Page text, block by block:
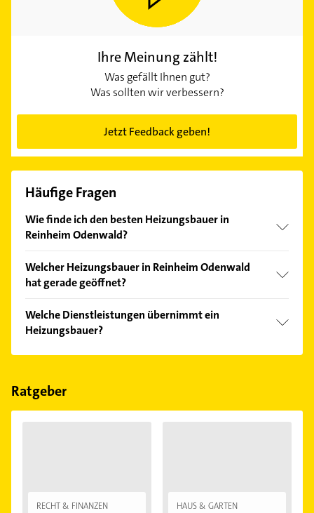
Ihre Meinung zählt!
Was gefällt Ihnen gut?
Was sollten wir verbessern?
Jetzt Feedback geben!
Häufige Fragen
Wie finde ich den besten Heizungsbauer in
Reinheim Odenwald?
Kundenmeinungen und profitieren Sie von den
Empfehlungen. Die Suchergebnisse können Sie sich
Welcher Heizungsbauer in Reinheim Odenwald
hat gerade geöffnet?
Bitte beachten Sie, dass diese an Sonn- und
Feiertagen abweichen können.
Welche Dienstleistungen übernimmt ein
Heizungsbauer?
Folgende Leistungen werden angeboten: Heizung
Ratgeber
RECHT & FINANZEN HAUS & GARTEN